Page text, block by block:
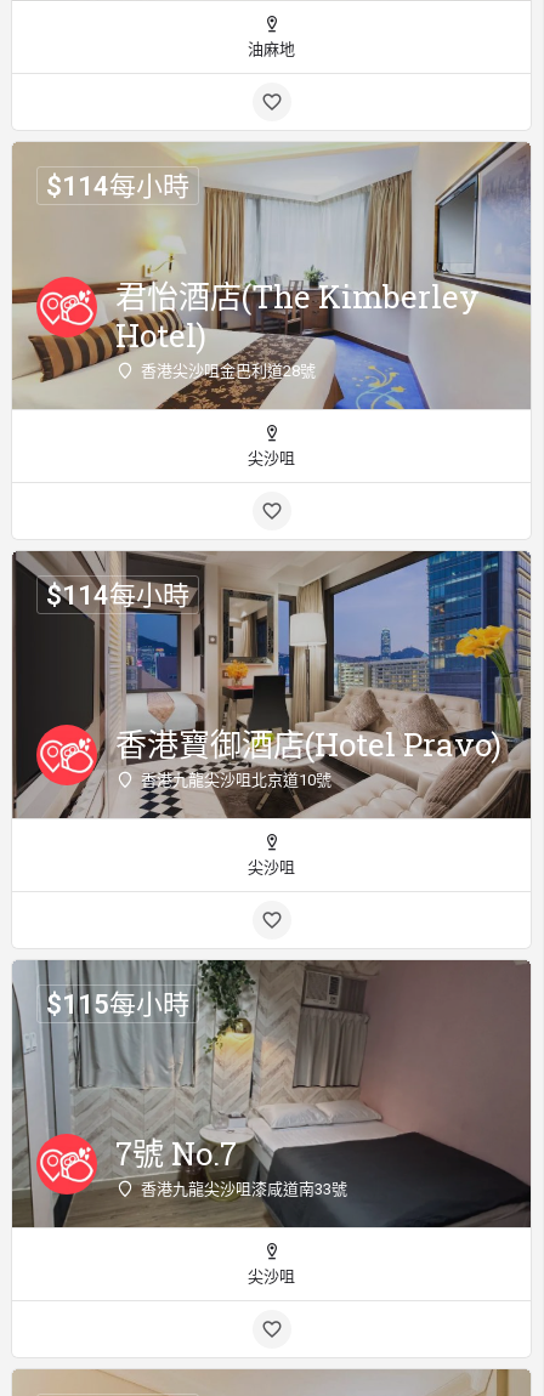
油麻地
君怡酒店(The Kimberley
Hotel)
香港尖沙咀金巴利道28號
$114每小時
尖沙咀
香港寶御酒店(Hotel Pravo)
香港九龍尖沙咀北京道10號
$114每小時
尖沙咀
7號 No.7
香港九龍尖沙咀漆咸道南33號
$115每小時
尖沙咀